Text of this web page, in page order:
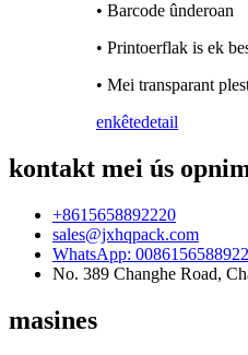
• Barcode ûnderoan
• Printoerflak is ek
• Mei transparant
enkêtedetail
kontakt mei ús
+8615658892220
sales@jxhqpack.com
WhatsApp:
No. 389 Changhe Road,
masines